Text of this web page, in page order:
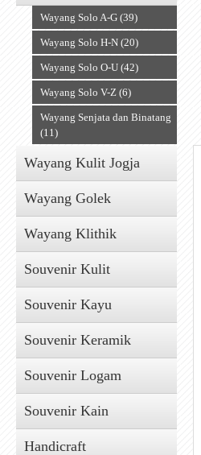
Wayang Solo A-G (39)
Wayang Solo H-N (20)
Wayang Solo O-U (42)
Wayang Solo V-Z (6)
Wayang Senjata dan Binatang
(11)
Wayang Kulit Jogja
Wayang Golek
Wayang Klithik
Souvenir Kulit
Souvenir Kayu
Souvenir Keramik
Souvenir Logam
Souvenir Kain
Handicraft